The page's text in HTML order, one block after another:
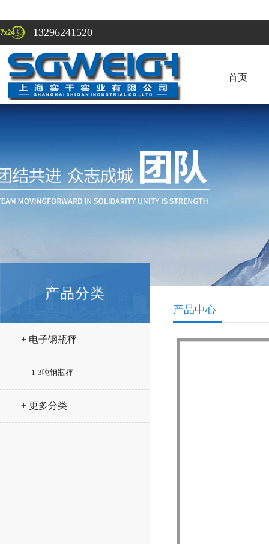
13296241520
首页
产品分类
+ 电子钢瓶秤
- 1-3吨钢瓶秤
+ 更多分类
产品中心